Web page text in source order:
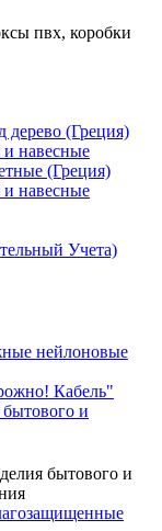
пвх, коробки
(Греция)
навесные
(Греция)
навесные
Учета)
нейлоновые
Кабель"
и
бытового и